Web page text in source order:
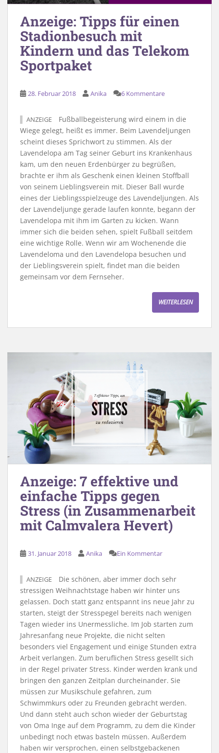
Anzeige: Tipps für einen
Stadionbesuch mit
Kindern und das Telekom
Sportpaket
28. Februar 2018 Anika 6 Kommentare
ANZEIGE
Fußballbegeisterung wird einem in die
Wiege gelegt, heißt es immer. Beim Lavendeljungen
scheint dieses Sprichwort zu stimmen. Als der
Lavendelopa am Tag seiner Geburt ins Krankenhaus
kam, um den neuen Erdenbürger zu begrüßen,
brachte er ihm als Geschenk einen kleinen Stoffball
von seinem Lieblingsverein mit. Dieser Ball wurde
eines der Lieblingsspielzeuge des Lavendeljungen. Als
der Lavendeljunge gerade laufen konnte, begann der
Lavendelopa mit ihm im Garten zu kicken. Wann
immer sich die beiden sehen, spielt Fußball seitdem
eine wichtige Rolle. Wenn wir am Wochenende die
Lavendeloma und den Lavendelopa besuchen und
der Lieblingsverein spielt, findet man die beiden
gemeinsam vor dem Fernseher.
WEITERLESEN
Anzeige: 7 effektive und
einfache Tipps gegen
Stress (in Zusammenarbeit
mit Calmvalera Hevert)
31. Januar 2018 Anika Ein Kommentar
ANZEIGE
Die schönen, aber immer doch sehr
stressigen Weihnachtstage haben wir hinter uns
gelassen. Doch statt ganz entspannt ins neue Jahr zu
starten, steigt der Stresspegel bereits nach wenigen
Tagen wieder ins Unermessliche. Im Job starten zum
Jahresanfang neue Projekte, die nicht selten
besonders viel Engagement und einige Stunden extra
Arbeit verlangen. Zum beruflichen Stress gesellt sich
in der Regel privater Stress. Kinder werden krank und
bringen den ganzen Zeitplan durcheinander. Sie
müssen zur Musikschule gefahren, zum
Schwimmkurs oder zu Freunden gebracht werden.
Und dann steht auch schon wieder der Geburtstag
von Oma Inge auf dem Programm, zu dem die Kinder
unbedingt noch etwas basteln müssen. Außerdem
haben wir versprochen, einen selbstgebackenen